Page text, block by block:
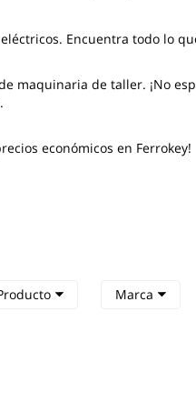
. Encuentra todo lo
maquinaria de taller. ¡No
económicos en Ferrokey!
Marca